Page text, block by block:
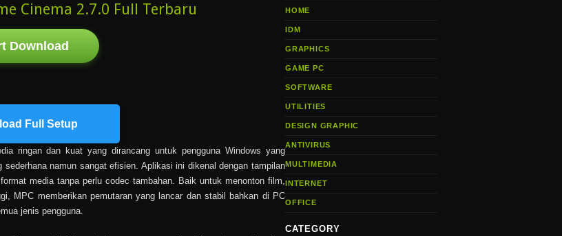
Cinema 2.7.0 Full Terbaru
Download
Full Setup
ringan dan kuat yang dirancang untuk pengguna Windows yang
namun sangat efisien. Aplikasi ini dikenal dengan tampilan
media tanpa perlu codec tambahan. Baik untuk menonton film,
MPC memberikan pemutaran yang lancar dan stabil bahkan di PC
jenis pengguna.
HOME
IDM
GRAPHICS
GAME PC
SOFTWARE
UTILITIES
DESIGN GRAPHIC
ANTIVIRUS
MULTIMEDIA
INTERNET
OFFICE
CATEGORY